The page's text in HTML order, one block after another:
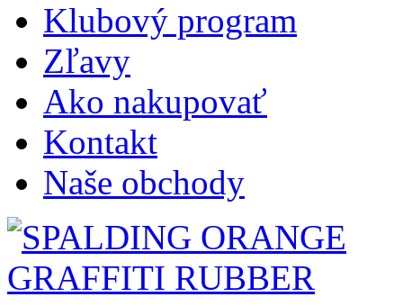
Klubový program
Zľavy
Ako nakupovať
Kontakt
Naše obchody